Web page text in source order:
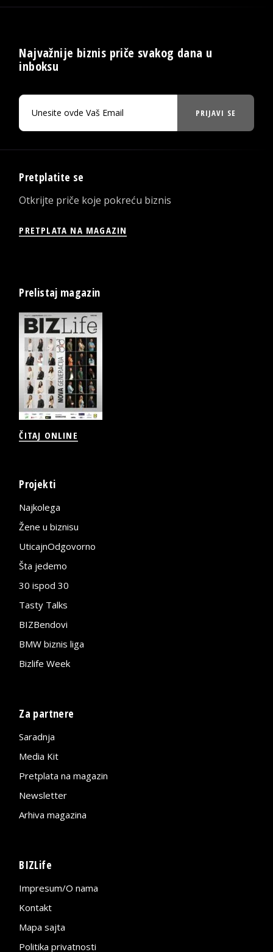
Najvažnije biznis priče svakog dana u
inboksu
PRIJAVI SE
Pretplatite se
Otkrijte priče koje pokreću biznis
PRETPLATA NA MAGAZIN
Prelistaj magazin
ČITAJ ONLINE
Projekti
Najkolega
Žene u biznisu
UticajnOdgovorno
Šta jedemo
30 ispod 30
Tasty Talks
BIZBendovi
BMW biznis liga
Bizlife Week
Za partnere
Saradnja
Media Kit
Pretplata na magazin
Newsletter
Arhiva magazina
BIZLife
Impresum/O nama
Kontakt
Mapa sajta
Politika privatnosti